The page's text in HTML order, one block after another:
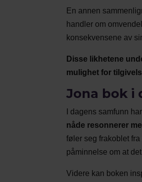
En annen
handler om
konsekvensene av
Disse likhetene
mulighet for
Jona bok i
I dagens samfunn
nåde resonnerer
føler seg frakoblet
påminnelse om at
Videre kan boken